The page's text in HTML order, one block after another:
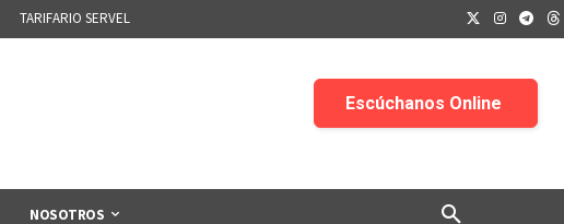
TARIFARIO SERVEL
NOSOTROS